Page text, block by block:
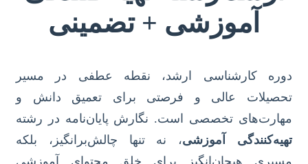
آموزشی + تضمینی
دوره کارشناسی ارشد، نقطه عطفی در مسیر
تحصیلات عالی و فرصتی برای تعمیق دانش و
مهارت‌های تخصصی است. نگارش پایان‌نامه در رشته
تهیه‌کنندگی آموزشی، نه تنها چالش‌برانگیز، بلکه